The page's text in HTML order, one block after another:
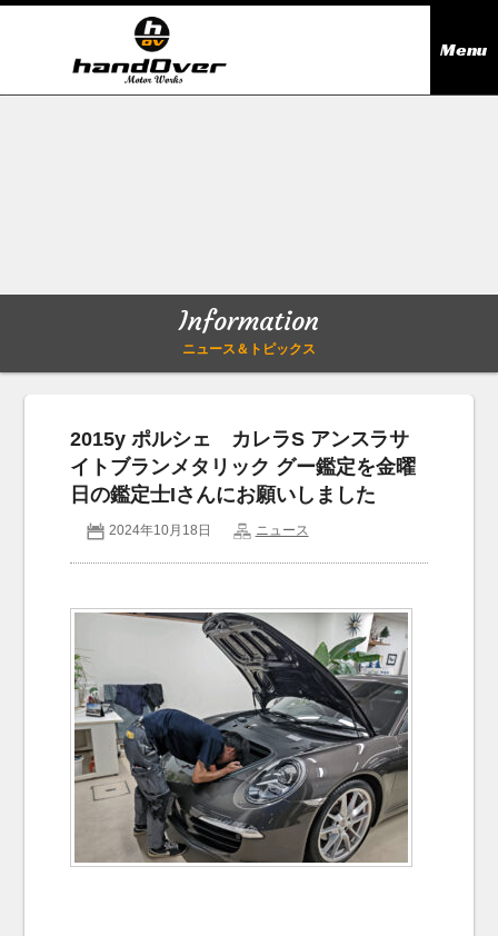
Menu
Company outline
会社概要
アクセス
お問い合わせ
Information
ニュース＆トピックス
2015y ポルシェ カレラS アンスラサ
イトブランメタリック グー鑑定を金曜
日の鑑定士Iさんにお願いしました
2024年10月18日 ニュース